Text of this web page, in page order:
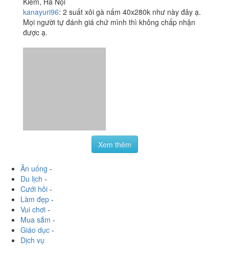
Vui chơi-
Dịch vụ